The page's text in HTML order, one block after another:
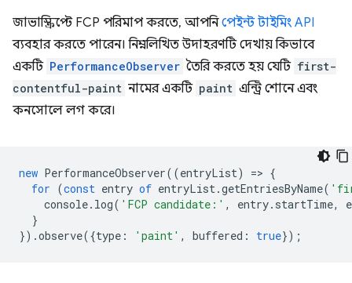
জাভাস্ক্রিপ্টে FCP পরিমাপ করতে, আপনিপেইন্ট টাইমিং API
ব্যবহার করতে পারেন। নিম্নলিখিত উদাহরণটি দেখায় কিভাবে
একটি PerformanceObserver তৈরি করতে হয় যেটি first-
contentful-paint নামের একটি paint এন্ট্রি শোনে এবং
কনসোলে লগ করে।
new PerformanceObserver((entryList) => {
for (const entry of entryList.getEntriesByName(
console. log( 'FCP candidate:' , entry. startTime,
}
}).observe({type : 'paint' , buffered : true});